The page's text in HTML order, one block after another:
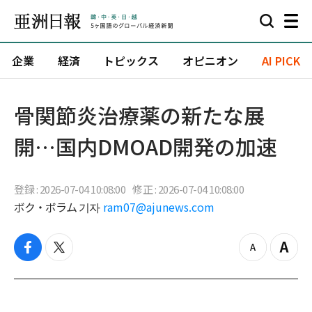
企業 経済 トピックス オピニオン AI PICK
骨関節炎治療薬の新たな展
開…国内DMOAD開発の加速
登録 : 2026-07-04 10:08:00 修正 : 2026-07-04 10:08:00
ボク・ボラム 기자 ram07@ajunews.com
f
c
t
i
z
o
Z
o